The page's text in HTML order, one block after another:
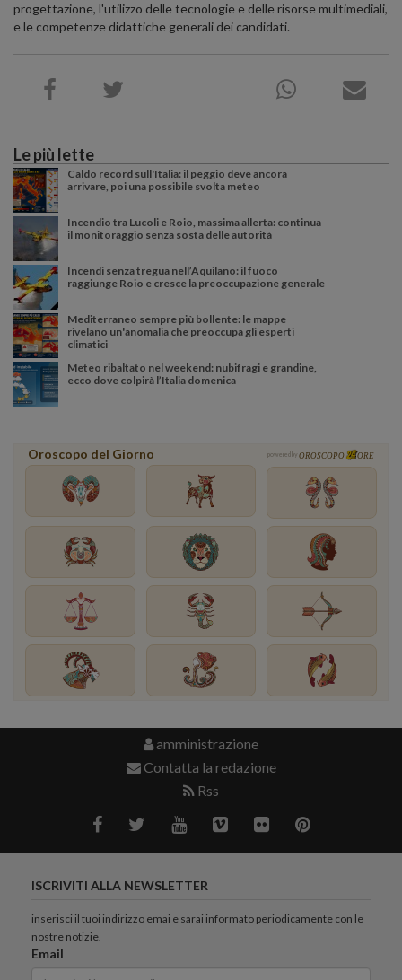
progettazione, l'utilizzo delle tecnologie e delle risorse multimediali,
e le competenze didattiche generali dei candidati.
Le più lette
Caldo record sull'Italia: il peggio deve ancora
arrivare, poi una possibile svolta meteo
Incendio tra Lucoli e Roio, massima allerta: continua
il monitoraggio senza sosta delle autorità
Incendi senza tregua nell’Aquilano: il fuoco
raggiunge Roio e cresce la preoccupazione generale
Mediterraneo sempre più bollente: le mappe
rivelano un'anomalia che preoccupa gli esperti
climatici
Meteo ribaltato nel weekend: nubifragi e grandine,
ecco dove colpirà l’Italia domenica
Oroscopo del Giorno powered by OROSCOPO ORE
amministrazione
Contatta la redazione
Rss
ISCRIVITI ALLA NEWSLETTER
inserisci il tuoi indirizzo emai e sarai informato periodicamente con le
nostre notizie.
Email